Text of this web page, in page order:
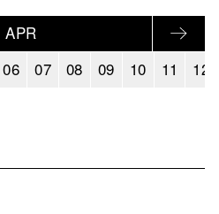
APR
06 07 08 09 10 11 12